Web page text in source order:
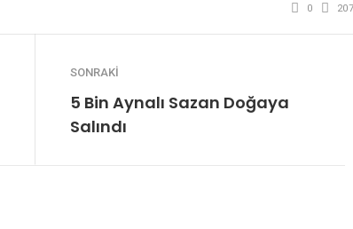
0 207
SONRAKI
5 Bin Aynalı Sazan Doğaya
Salındı